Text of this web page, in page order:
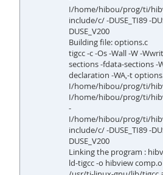
I/home/hibou/prog/ti/
include/c/ -DUSE_TI89 -
DUSE_V200
Building file: options.c
tigcc -c -Os -Wall -W -
sections -fdata-sections
declaration -WA,-t
I/home/hibou/prog/ti/
I/home/hibou/prog/ti/
-
I/home/hibou/prog/ti/
include/c/ -DUSE_TI89 -
DUSE_V200
Linking the program :
ld-tigcc -o hibview